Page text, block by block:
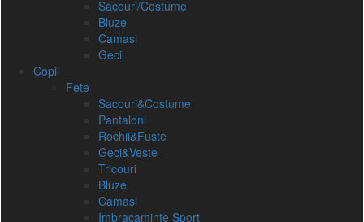
Sacouri/Costume
Bluze
Camasi
Geci
Copii
Fete
Sacouri&Costume
Pantaloni
Rochii&Fuste
Geci&Veste
Tricouri
Bluze
Camasi
Imbracaminte Sport